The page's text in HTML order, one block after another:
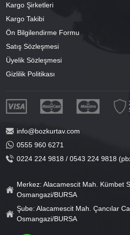
Kargo Şirketleri
Kargo Takibi
Ön Bilgilendirme Formu
Satış Sözleşmesi
Üyelik Sözleşmesi
Gizlilik Politikası
info@bozkurtav.com
0555 960 6271
0224 224 9818 / 0543 224 9818
Merkez: Alacamescit Mah. Kümbet
Osmangazi/BURSA
Şube: Alacamescit Mah. Çancılar
Osmangazi/BURSA